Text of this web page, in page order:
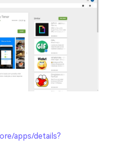
apps/details?